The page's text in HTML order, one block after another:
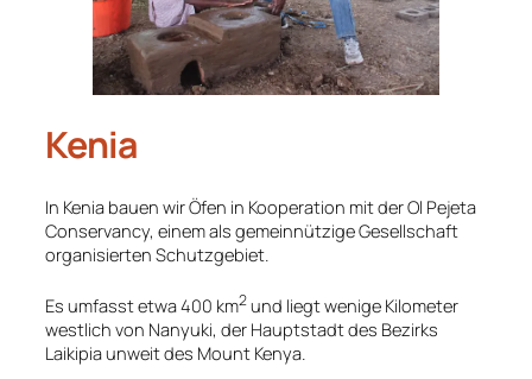
Kenia
In Kenia bauen wir Öfen in Kooperation mit der Ol Pejeta
Conservancy, einem als gemeinnützige Gesellschaft
organisierten Schutzgebiet.
Es umfasst etwa 400 km2und liegt wenige Kilometer
westlich von Nanyuki, der Hauptstadt des Bezirks
Laikipia unweit des Mount Kenya.